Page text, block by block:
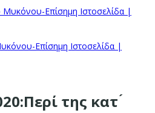
Επίσημη Ιστοσελίδα |
της κατ